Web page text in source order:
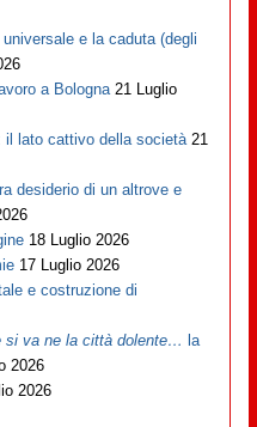
e la caduta (degli
a Bologna 21 Luglio
il lato cattivo della società 21
desiderio di un altrove e
18 Luglio 2026
17 Luglio 2026
e costruzione di
si va ne la città dolente… la
2026
2026